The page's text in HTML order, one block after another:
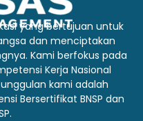
yang bertujuan untuk
dan menciptakan
Kami berfokus pada
Kerja Nasional
kami adalah
Bersertifikat BNSP dan